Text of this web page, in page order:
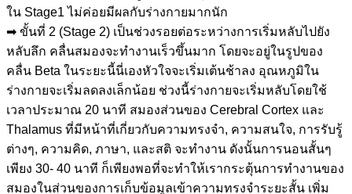
ใน Stage1 ไม่ค่อยมีผลกับร่างกายมากนัก
➡ ขั้นที่ 2 (Stage 2) เป็นช่วงรอยต่อระหว่างการเริ่มหลับไปยัง
หลับลึก คลื่นสมองจะทำงานเร็วขึ้นมาก โดยจะอยู่ในรูปของ
คลื่น Beta ในระยะนี้นี่เองหัวใจจะเริ่มเต้นช้าลง อุณหภูมิใน
ร่างกายจะเริ่มลดลงเล็กน้อย ช่วงนี้ร่างกายจะเริ่มหลับโดยใช้
เวลาประมาณ 20 นาที สมองส่วนของ Cerebral Cortex และ
Thalamus ที่มีหน้าที่เกี่ยวกับความทรงจำ, ความสนใจ, การรับรู้
ต่างๆ, ความคิด, ภาษา, และสติ จะทำงาน ดังนั้นการนอนสั้นๆ
เพียง 30- 40 นาที ก็เพียงพอที่จะทำให้เรากระตุ้นการทำงานของ
สมองในส่วนของการเก็บข้อมูลเข้าความทรงจำระยะสั้น เพิ่ม